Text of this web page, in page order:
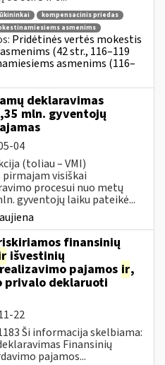
ūkininkai
kompensacinis priedas
asmenims
Pridėtinės vertės mokestis
(42 str., 116–119
asmenims (116–
deklaravimas
mln. gyventojų
04
(toliau – VMI)
visiškai
procesui nuo metų
gyventojų laiku pateikė...
finansinių
išvestinių
pajamos ir,
privalo deklaruoti
22
Ši informacija skelbiama:
Finansinių
pajamos...